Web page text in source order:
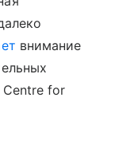
внимание
Centre for